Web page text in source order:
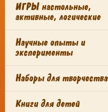
ИГРЫ настольные,
активные, логические
Научные опыты и
эксперименты
Наборы для творчества
Книги для детей